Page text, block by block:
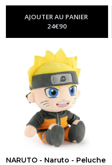
AJOUTER AU PANIER
24€90
NARUTO - Naruto - Peluche